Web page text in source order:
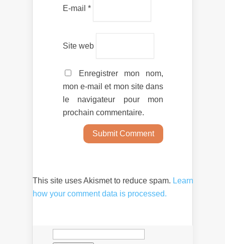
E-mail *
Site web
Enregistrer mon nom,
mon e-mail et mon site dans
le navigateur pour mon
prochain commentaire.
This site uses Akismet to reduce spam. Learn
how your comment data is processed.
Rechercher :